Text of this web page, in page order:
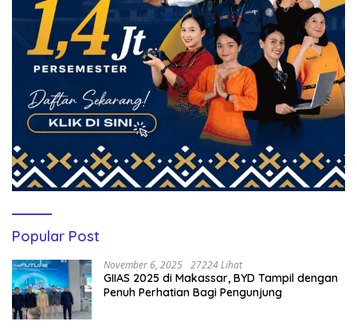
Popular Post
November 6, 2025 27224 Lihat
GIIAS 2025 di Makassar, BYD Tampil dengan
Penuh Perhatian Bagi Pengunjung